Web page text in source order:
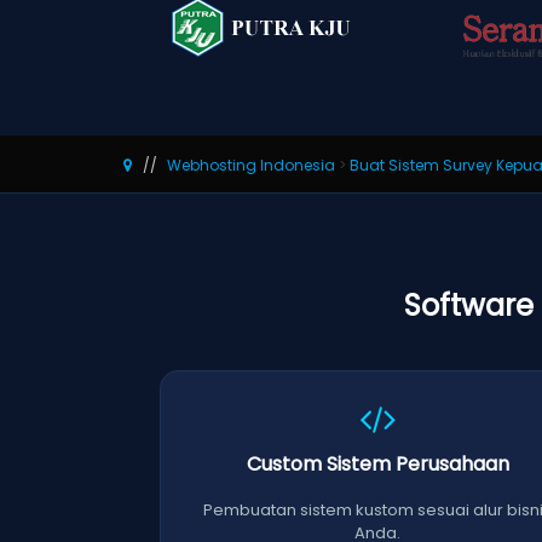
Webhosting Indonesia > Buat Sistem Survey
Software
Custom Sistem Perusahaan
Pembuatan sistem kustom sesuai alur
Anda.